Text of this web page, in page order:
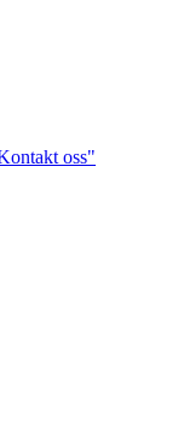
oss"